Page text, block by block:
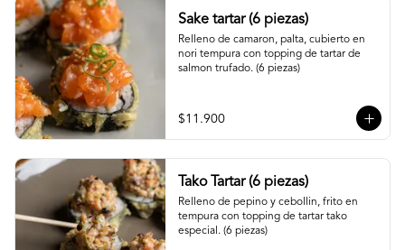
Sake tartar (6 piezas)
Relleno de camaron, palta, cubierto en
nori tempura con topping de tartar de
salmon trufado. (6 piezas)
$11.900
Tako Tartar (6 piezas)
Relleno de pepino y cebollin, frito en
tempura con topping de tartar tako
especial. (6 piezas)